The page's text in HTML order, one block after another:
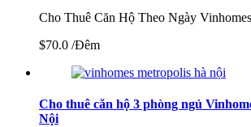
Cho Thuê Căn Hộ Theo Ngày
$70.0 /Đêm
Cho thuê căn hộ 3 phòng ngủ
Nội